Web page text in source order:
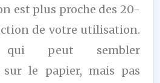
est plus proche des 20-
de votre utilisation.
peut sembler
sur le papier, mais pas